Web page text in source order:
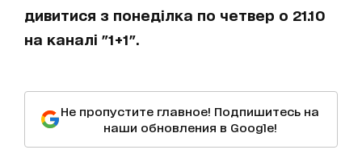
дивитися з понеділка по четвер о 21.10
на каналі "1+1".
Не пропустите главное! Подпишитесь на
наши обновления в Google!